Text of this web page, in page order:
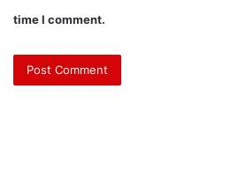
time I comment.